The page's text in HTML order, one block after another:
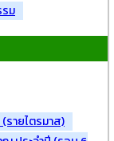
ม
รายไตรมาส)